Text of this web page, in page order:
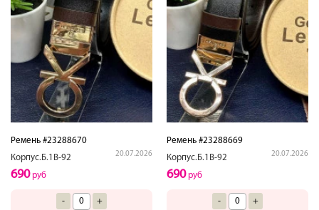
Ремень #23288670
Корпус.Б.1В-92
20.07.2026
690руб
- +
Ремень #23288669
Корпус.Б.1В-92
20.07.2026
690руб
- +